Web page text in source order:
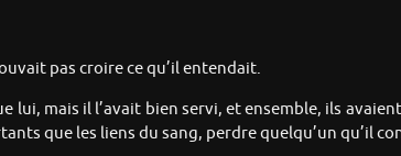
pas croire ce qu’il entendait.
lui, mais il l’avait bien servi, et ensemble, ils
que les liens du sang, perdre quelqu’un qu’il